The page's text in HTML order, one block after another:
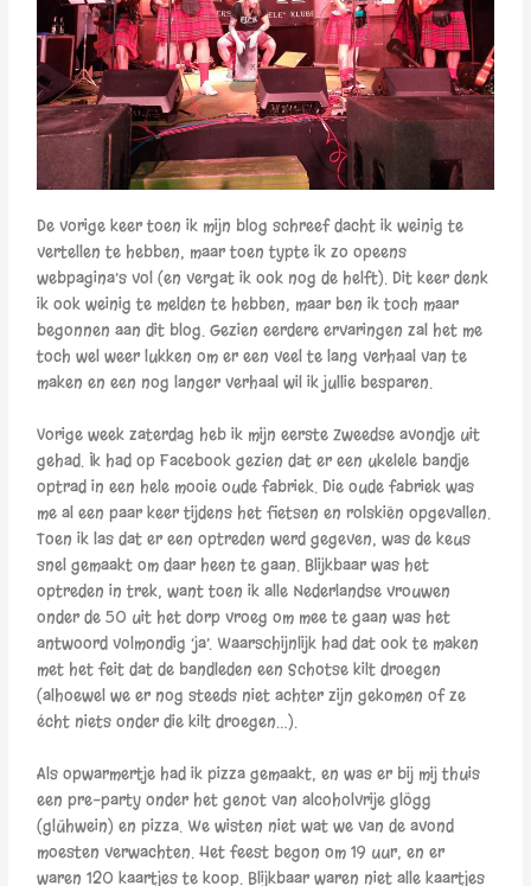
De vorige keer toen ik mijn blog schreef dacht ik weinig te
vertellen te hebben, maar toen typte ik zo opeens
webpagina’s vol (en vergat ik ook nog de helft). Dit keer denk
ik ook weinig te melden te hebben, maar ben ik toch maar
begonnen aan dit blog. Gezien eerdere ervaringen zal het me
toch wel weer lukken om er een veel te lang verhaal van te
maken en een nog langer verhaal wil ik jullie besparen.
Vorige week zaterdag heb ik mijn eerste Zweedse avondje uit
gehad. Ik had op Facebook gezien dat er een ukelele bandje
optrad in een hele mooie oude fabriek. Die oude fabriek was
me al een paar keer tijdens het fietsen en rolskiën opgevallen.
Toen ik las dat er een optreden werd gegeven, was de keus
snel gemaakt om daar heen te gaan. Blijkbaar was het
optreden in trek, want toen ik alle Nederlandse vrouwen
onder de 50 uit het dorp vroeg om mee te gaan was het
antwoord volmondig ‘ja’. Waarschijnlijk had dat ook te maken
met het feit dat de bandleden een Schotse kilt droegen
(alhoewel we er nog steeds niet achter zijn gekomen of ze
écht niets onder die kilt droegen…).
Als opwarmertje had ik pizza gemaakt, en was er bij mij thuis
een pre-party onder het genot van alcoholvrije glögg
(glühwein) en pizza. We wisten niet wat we van de avond
moesten verwachten. Het feest begon om 19 uur, en er
waren 120 kaartjes te koop. Blijkbaar waren niet alle kaartjes